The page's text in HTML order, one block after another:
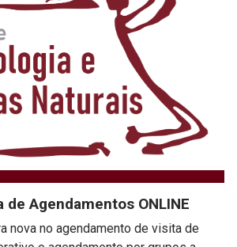
de Agendamentos ONLINE